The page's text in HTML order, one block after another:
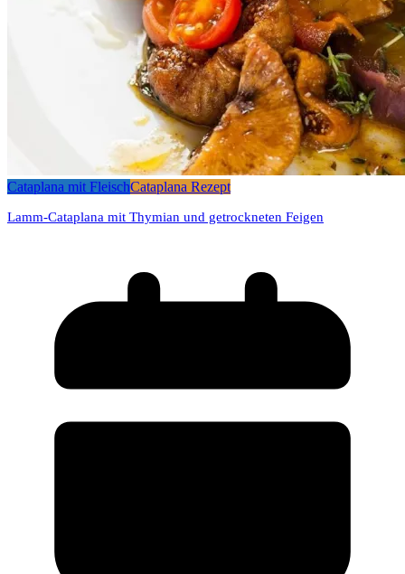
Cataplana mit FleischCataplana Rezept
Lamm-Cataplana mit Thymian und getrockneten Feigen